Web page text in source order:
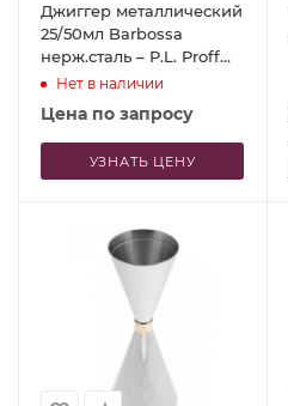
Джиггер металлический
25/50мл Barbossa
нерж.сталь – P.L. Proff
Cuisine
Нет в наличии
Цена по запросу
УЗНАТЬ ЦЕНУ